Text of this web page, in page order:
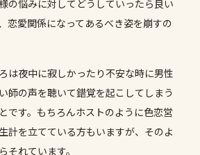
の悩みに対してどうしていったら良い
恋愛関係になってあるべき姿を崩すの
は夜中に寂しかったり不安な時に男性
師の声を聴いて錯覚を起こしてしまう
です。もちろんホストのように色恋営
計を立てている方もいますが、そのよ
それています。